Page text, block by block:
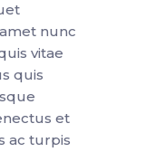
nunc
vitae
quis
et
ac turpis